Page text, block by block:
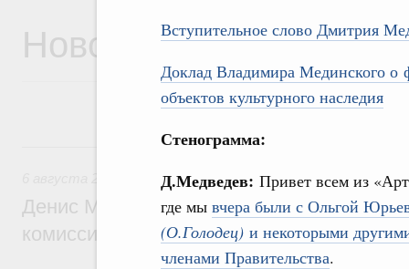
Вступительное слово Дмитрия
Доклад Владимира Мединского о
объектов культурного наследия
Стенограмма:
Д.Медведев: Привет всем из
где мы вчера были с Ольгой
(О.Голодец) и некоторыми
членами Правительства.
Новости
6 августа, четверг
Общие вопросы промышленной политики
Денис Мантуров провёл заседание
комиссии по промышленности